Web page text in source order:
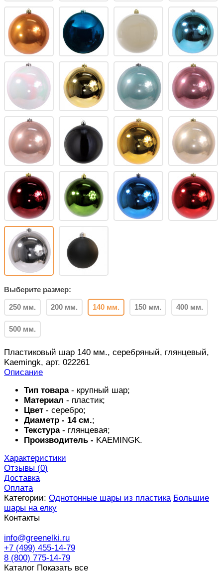
Выберите размер:
250 мм. 200 мм. 140 мм. 150 мм. 400 мм.
500 мм.
Пластиковый шар 140 мм., серебряный, глянцевый,
Kaemingk, арт. 022261
Описание
Тип товара - крупный шар;
Материал - пластик;
Цвет - серебро;
Диаметр - 14 см.;
Текстура - глянцевая;
Производитель - KAEMINGK.
Характеристики
Отзывы (0)
Доставка
Оплата
Категории: Однотонные шары из пластика Большие
шары на елку
Контакты
info@greenelki.ru
+7 (499) 455-14-79
8 (800) 775-14-79
Каталог Показать все